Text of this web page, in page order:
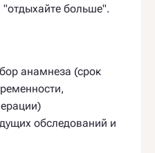
больше".
анамнеза (срок
обследований и